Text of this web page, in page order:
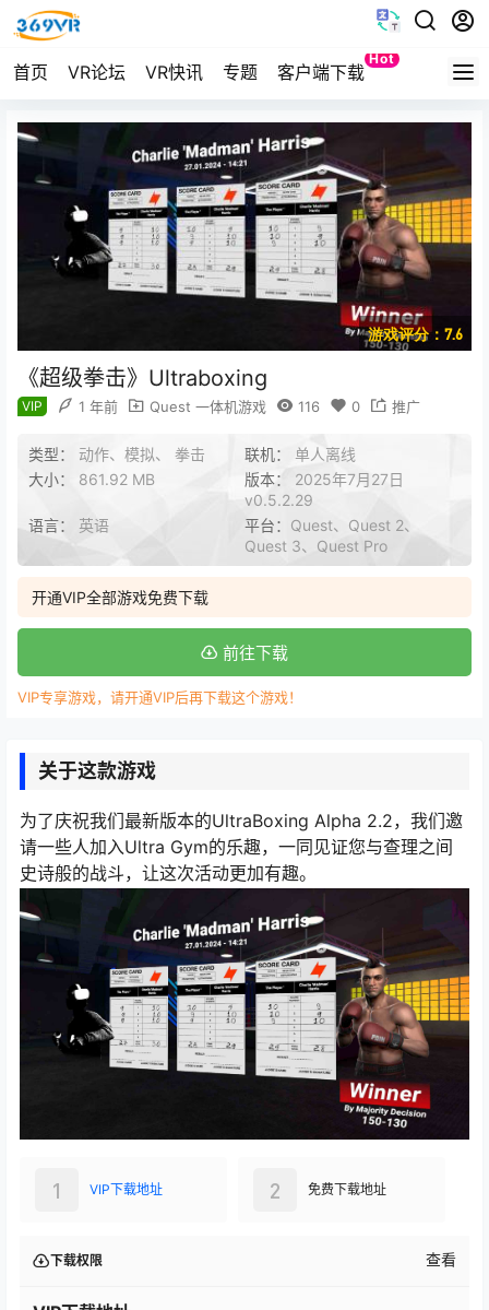
首页 VR论坛 VR快讯 专题 客户端下载
Hot
Quest
游戏评分：7.6
《超级拳击》Ultraboxing
VIP 1 年前 Quest 一体机游戏 116 0 推广
类型： 动作、模拟、 拳击 联机： 单人离线
大小： 861.92 MB 版本： 2025年7月27日
v0.5.2.29
语言： 英语 平台： Quest、Quest 2、
Quest 3、Quest Pro
开通VIP全部游戏免费下载
前往下载
VIP专享游戏，请开通VIP后再下载这个游戏！
关于这款游戏
为了庆祝我们最新版本的UltraBoxing Alpha 2.2，我们邀
请一些人加入Ultra Gym的乐趣，一同见证您与查理之间
史诗般的战斗，让这次活动更加有趣。
VIP下载地址
1 免费下载地址
2
下载权限 查看